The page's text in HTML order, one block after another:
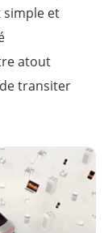
simple et
atout
transiter